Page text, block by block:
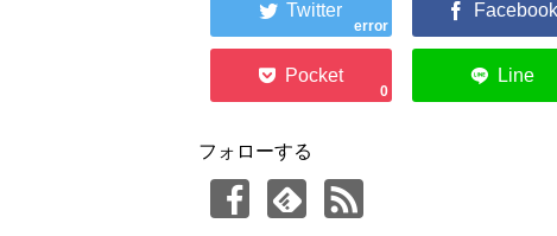
error
0
フォローする